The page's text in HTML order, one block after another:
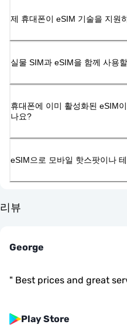
제 휴대폰이 eSIM 기술을 지원
실물 SIM과 eSIM을 함께 사용
휴대폰에 이미 활성화된 eSIM
나요?
eSIM으로 모바일 핫스팟이나
리뷰
George
" Best prices and great
Play Store